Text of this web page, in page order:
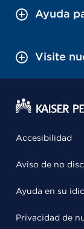
Ayuda
Visite
Accesibilidad
Aviso de no
Ayuda en su
Privacidad de